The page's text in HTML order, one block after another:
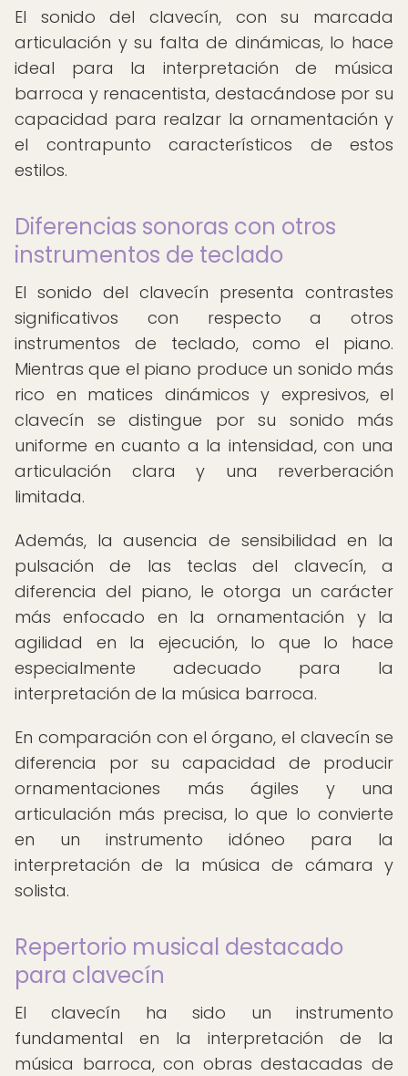
El sonido del clavecín, con su marcada
articulación y su falta de dinámicas, lo hace
ideal para la interpretación de música
barroca y renacentista, destacándose por su
capacidad para realzar la ornamentación y
el contrapunto característicos de estos
estilos.
Diferencias sonoras con otros
instrumentos de teclado
El sonido del clavecín presenta contrastes
significativos con respecto a otros
instrumentos de teclado, como el piano.
Mientras que el piano produce un sonido más
rico en matices dinámicos y expresivos, el
clavecín se distingue por su sonido más
uniforme en cuanto a la intensidad, con una
articulación clara y una reverberación
limitada.
Además, la ausencia de sensibilidad en la
pulsación de las teclas del clavecín, a
diferencia del piano, le otorga un carácter
más enfocado en la ornamentación y la
agilidad en la ejecución, lo que lo hace
especialmente adecuado para la
interpretación de la música barroca.
En comparación con el órgano, el clavecín se
diferencia por su capacidad de producir
ornamentaciones más ágiles y una
articulación más precisa, lo que lo convierte
en un instrumento idóneo para la
interpretación de la música de cámara y
solista.
Repertorio musical destacado
para clavecín
El clavecín ha sido un instrumento
fundamental en la interpretación de la
música barroca, con obras destacadas de